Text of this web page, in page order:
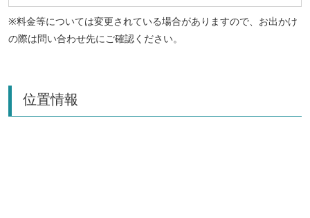
※料金等については変更されている場合がありますので、お出かけ
の際は問い合わせ先にご確認ください。
位置情報